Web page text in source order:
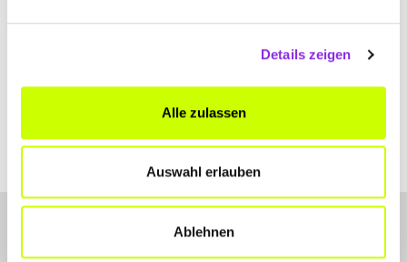
Details zeigen
Alle zulassen
Auswahl erlauben
Ablehnen
| 88477 Schwendi DE